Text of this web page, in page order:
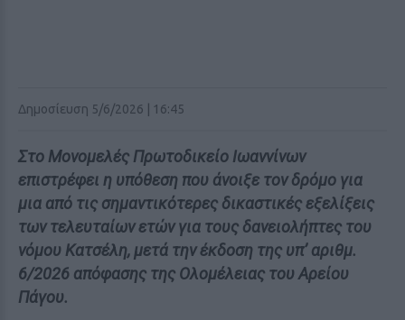
Δημοσίευση 5/6/2026 | 16:45
Στο Μονομελές Πρωτοδικείο Ιωαννίνων
επιστρέφει η υπόθεση που άνοιξε τον δρόμο για
μια από τις σημαντικότερες δικαστικές εξελίξεις
των τελευταίων ετών για τους δανειολήπτες του
νόμου Κατσέλη, μετά την έκδοση της υπ’ αριθμ.
6/2026 απόφασης της Ολομέλειας του Αρείου
Πάγου.